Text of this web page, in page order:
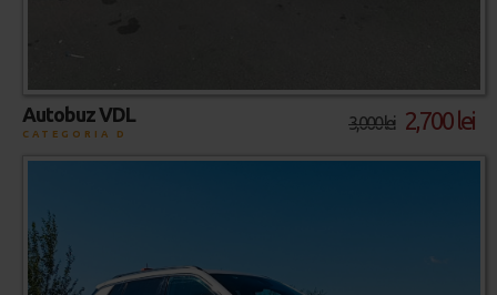
3,000 lei 2,700 lei
Autobuz VDL
CATEGORIA D